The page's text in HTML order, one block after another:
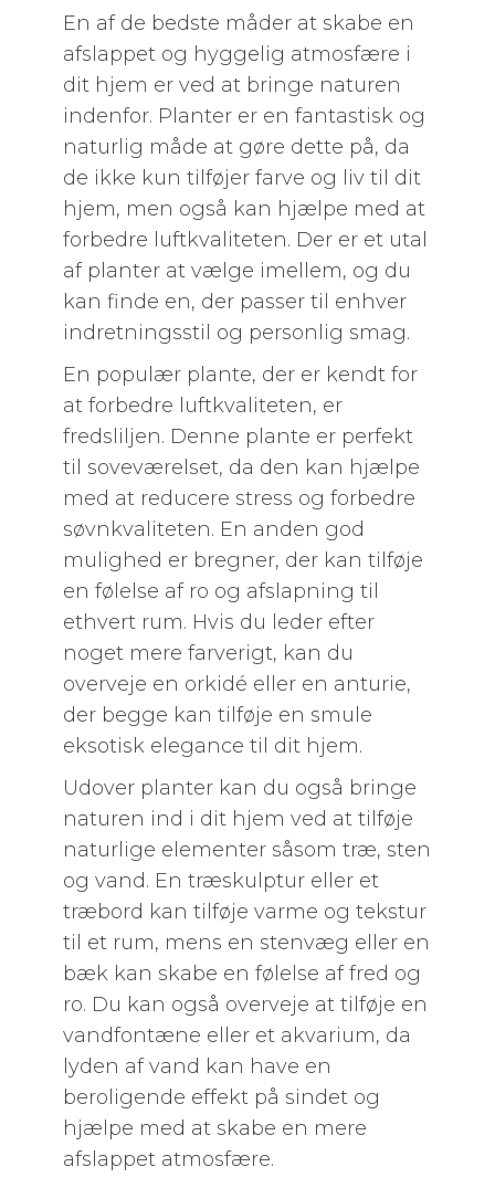
En af de bedste måder at skabe en
afslappet og hyggelig atmosfære i
dit hjem er ved at bringe naturen
indenfor. Planter er en fantastisk og
naturlig måde at gøre dette på, da
de ikke kun tilføjer farve og liv til dit
hjem, men også kan hjælpe med at
forbedre luftkvaliteten. Der er et utal
af planter at vælge imellem, og du
kan finde en, der passer til enhver
indretningsstil og personlig smag.
En populær plante, der er kendt for
at forbedre luftkvaliteten, er
fredsliljen. Denne plante er perfekt
til soveværelset, da den kan hjælpe
med at reducere stress og forbedre
søvnkvaliteten. En anden god
mulighed er bregner, der kan tilføje
en følelse af ro og afslapning til
ethvert rum. Hvis du leder efter
noget mere farverigt, kan du
overveje en orkidé eller en anturie,
der begge kan tilføje en smule
eksotisk elegance til dit hjem.
Udover planter kan du også bringe
naturen ind i dit hjem ved at tilføje
naturlige elementer såsom træ, sten
og vand. En træskulptur eller et
træbord kan tilføje varme og tekstur
til et rum, mens en stenvæg eller en
bæk kan skabe en følelse af fred og
ro. Du kan også overveje at tilføje en
vandfontæne eller et akvarium, da
lyden af ​​vand kan have en
beroligende effekt på sindet og
hjælpe med at skabe en mere
afslappet atmosfære.